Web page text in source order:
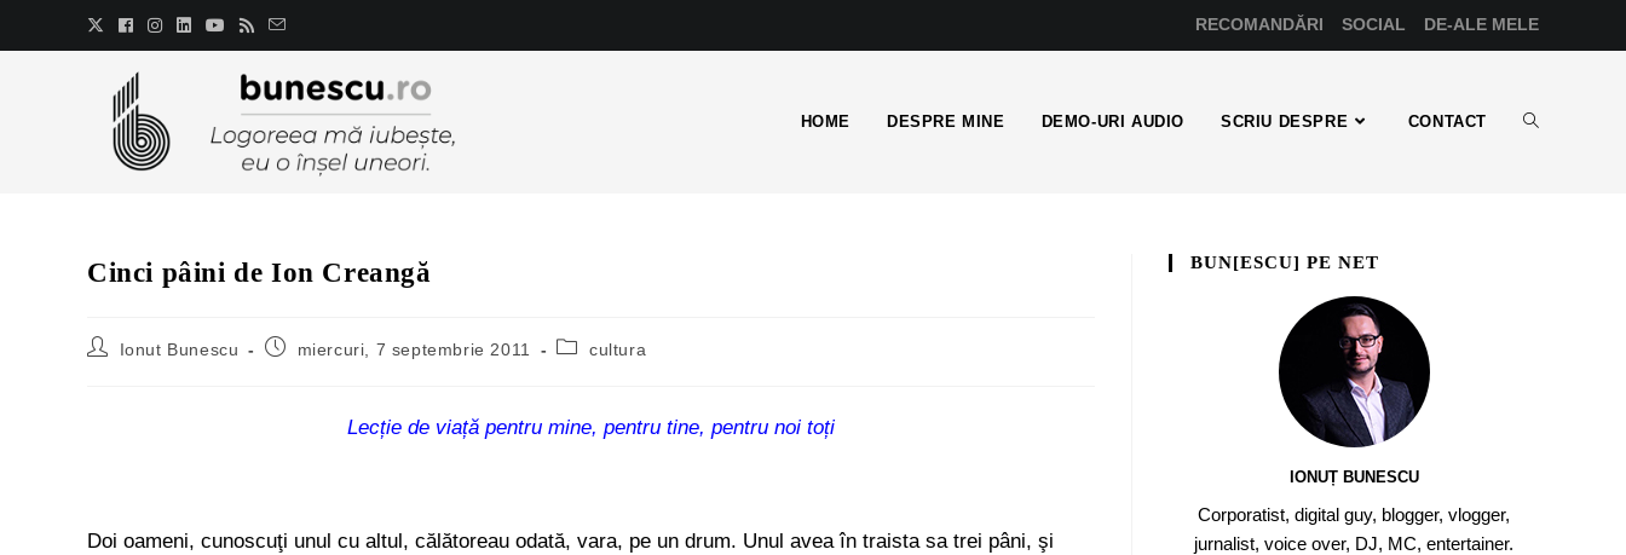
RECOMANDĂRI SOCIAL DE-ALE MELE
HOME DESPRE MINE DEMO-URI AUDIO SCRIU DESPRE CONTACT
Cinci pâini de Ion Creangă
Ionut Bunescu miercuri, 7 septembrie 2011 cultura
Lecție de viață pentru mine, pentru tine, pentru noi toți
Doi oameni, cunoscuţi unul cu altul, călătoreau odată, vara, pe un drum. Unul avea în traista sa trei pâni, şi
BUN[ESCU] PE NET
IONUȚ BUNESCU
Corporatist, digital guy, blogger, vlogger,
jurnalist, voice over, DJ, MC, entertainer.